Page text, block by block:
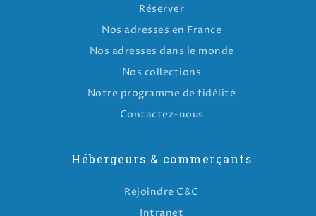
Réserver
Nos adresses en France
Nos adresses dans le monde
Nos collections
Notre programme de fidélité
Contactez-nous
Hébergeurs & commerçants
Rejoindre C&C
Intranet